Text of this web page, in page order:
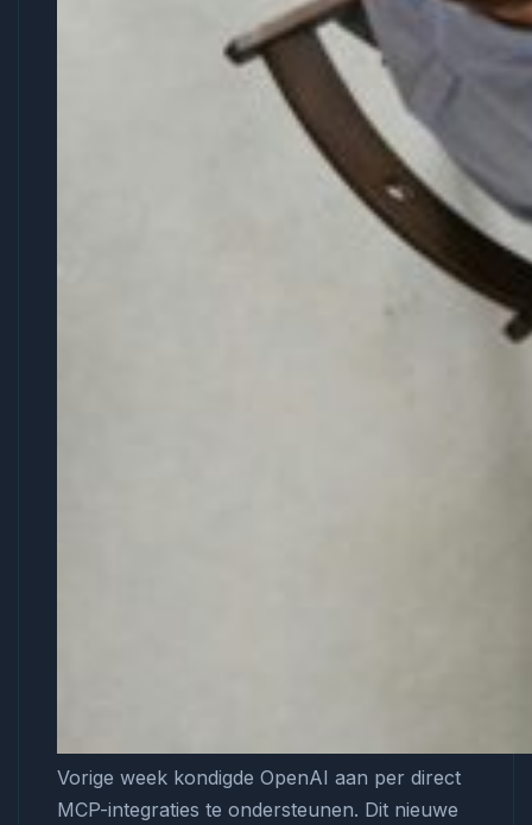
Vorige week kondigde OpenAI aan per direct
MCP-integraties te ondersteunen. Dit nieuwe